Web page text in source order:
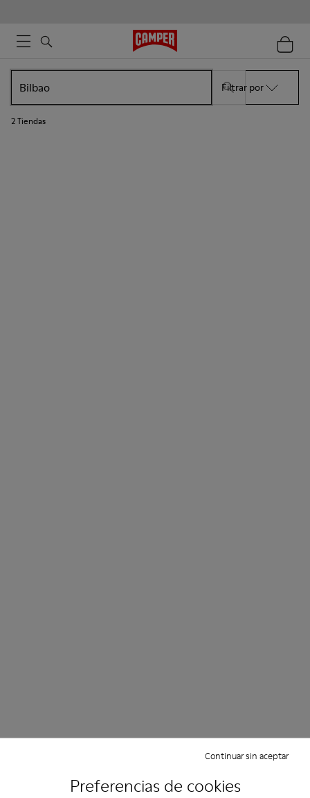
Preferencias de cookies
Continuar sin aceptar
Filtrar por
2Tiendas